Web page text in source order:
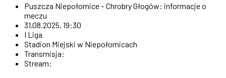
Puszcza Niepołomice – Chrobry Głogów: informacje o
meczu
31.08.2025, 19:30
I Liga
Stadion Miejski w Niepołomicach
Transmisja:
Stream: